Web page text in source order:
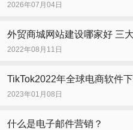
2026年07月04日
外贸商城网站建设哪家好 三
2022年08月11日
TikTok2022年全球电商软件
2023年01月08日
什么是电子邮件营销？